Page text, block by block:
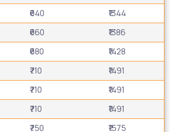
₹640
₹1344
₹660
₹1386
₹680
₹1428
₹710
₹1491
₹710
₹1491
₹710
₹1491
₹750
₹1575